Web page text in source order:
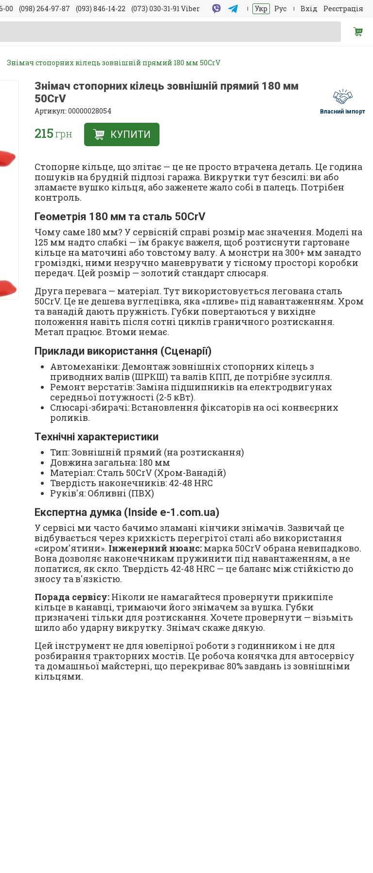
00 (098) 264-97-87 (093) 846-14-22 (073) 030-31-91 Viber Укр Рус Вхід Реєстрація
Знімач стопорних кілець зовнішній прямий 180 мм 50CrV
Знімач стопорних кілець зовнішній прямий 180 мм
50CrV
Артикул: 00000028054 Власний імпорт
215грн КУПИТИ
Стопорне кільце, що злітає — це не просто втрачена деталь. Це година
пошуків на брудній підлозі гаража. Викрутки тут безсилі: ви або
зламаєте вушко кільця, або заженете жало собі в палець. Потрібен
контроль.
Геометрія 180 мм та сталь 50CrV
Чому саме 180 мм? У сервісній справі розмір має значення. Моделі на
125 мм надто слабкі — їм бракує важеля, щоб розтиснути гартоване
кільце на маточині або товстому валу. А монстри на 300+ мм занадто
громіздкі, ними незручно маневрувати у тісному просторі коробки
передач. Цей розмір — золотий стандарт слюсаря.
Друга перевага — матеріал. Тут використовується легована сталь
50CrV. Це не дешева вуглецівка, яка «пливе» під навантаженням. Хром
та ванадій дають пружність. Губки повертаються у вихідне
положення навіть після сотні циклів граничного розтискання.
Метал працює. Втоми немає.
Приклади використання (Сценарії)
Автомеханіки: Демонтаж зовнішніх стопорних кілець з
приводних валів (ШРКШ) та валів КПП, де потрібне зусилля.
Ремонт верстатів: Заміна підшипників на електродвигунах
середньої потужності (2-5 кВт).
Слюсарі-збирачі: Встановлення фіксаторів на осі конвеєрних
роликів.
Технічні характеристики
Тип: Зовнішній прямий (на розтискання)
Довжина загальна: 180 мм
Матеріал: Сталь 50CrV (Хром-Ванадій)
Твердість наконечників: 42-48 HRC
Руків'я: Обливні (ПВХ)
Експертна думка (Inside e-1.com.ua)
У сервісі ми часто бачимо зламані кінчики знімачів. Зазвичай це
відбувається через крихкість перегрітої сталі або використання
«сиром'ятини». Інженерний нюанс: марка 50CrV обрана невипадково.
Вона дозволяє наконечникам пружинити під навантаженням, а не
лопатися, як скло. Твердість 42-48 HRC — це баланс між стійкістю до
зносу та в'язкістю.
Порада сервісу: Ніколи не намагайтеся провернути прикипіле
кільце в канавці, тримаючи його знімачем за вушка. Губки
призначені тільки для розтискання. Хочете провернути — візьміть
шило або ударну викрутку. Знімач скаже дякую.
Цей інструмент не для ювелірної роботи з годинником і не для
розбирання тракторних мостів. Це робоча конячка для автосервісу
та домашньої майстерні, що перекриває 80% завдань із зовнішніми
кільцями.